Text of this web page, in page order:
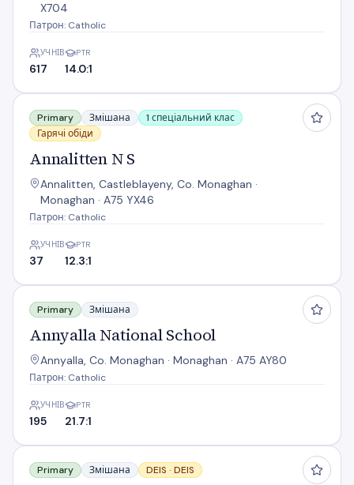
X704
Патрон: Catholic
УЧНІВ
617
PTR
14.0:1
Annalitten N S
Primary Змішана
1 спеціальний клас
Гарячі обіди
Annalitten N S
Annalitten, Castleblayeny, Co. Monaghan ·
Monaghan · A75 YX46
Патрон: Catholic
УЧНІВ
37
PTR
12.3:1
Annyalla National School
Primary Змішана
Annyalla National School
Annyalla, Co. Monaghan · Monaghan · A75 AY80
Патрон: Catholic
УЧНІВ
195
PTR
21.7:1
Ballybay Central Ns
Primary Змішана DEIS · DEIS